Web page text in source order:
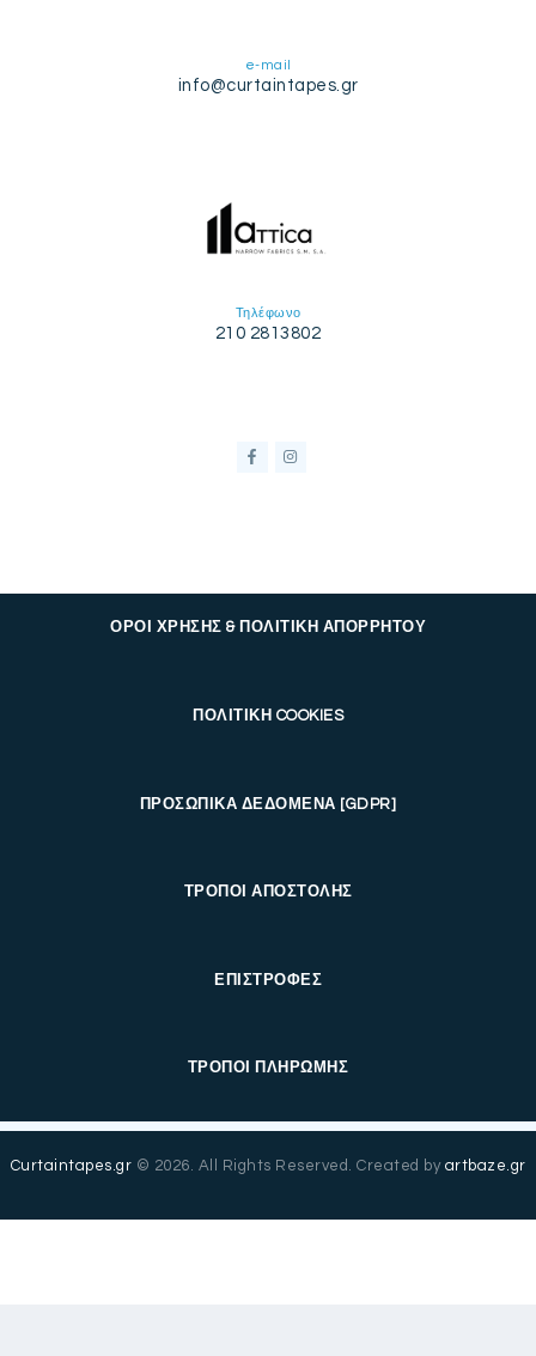
e-mail
info@curtaintapes.gr
Τηλέφωνο
210 2813802
ΟΡΟΙ ΧΡΗΣΗΣ & ΠΟΛΙΤΙΚΗ ΑΠΟΡΡΗΤΟΥ
ΠΟΛΙΤΙΚΗ COOKIES
ΠΡΟΣΩΠΙΚΑ ΔΕΔΟΜΕΝΑ [GDPR]
ΤΡΟΠΟΙ ΑΠΟΣΤΟΛΗΣ
ΕΠΙΣΤΡΟΦΕΣ
ΤΡΟΠΟΙ ΠΛΗΡΩΜΗΣ
Curtaintapes.gr © 2026. All Rights Reserved. Created by artbaze.gr